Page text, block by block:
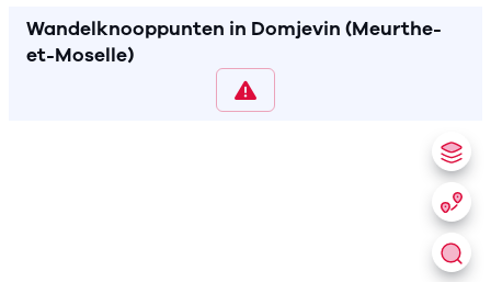
Wandelknooppunten in Domjevin (Meurthe-
et-Moselle)